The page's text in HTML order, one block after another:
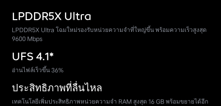
LPDDR5X Ultra
LPDDR5X Ultra โฉมใหม่รองรับหน่วยความจำที่ใหญ่ขึ้น พร้อมความเร็วสูงสุด
9600 Mbps
UFS 4.1*
อ่านไฟล์เร็วขึ้น 36%
ประสิทธิภาพที่ลื่นไหล
เทคโนโลยีเพิ่มประสิทธิภาพหน่วยความจำ RAM สูงสุด 16 GB พร้อมขยายได้อีก